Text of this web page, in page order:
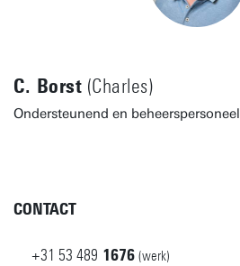
C. Borst (Charles)
Ondersteunend en beheerspersoneel
CONTACT
+31 53 489 1676 (werk)